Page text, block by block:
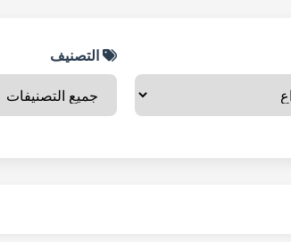
التصنيف